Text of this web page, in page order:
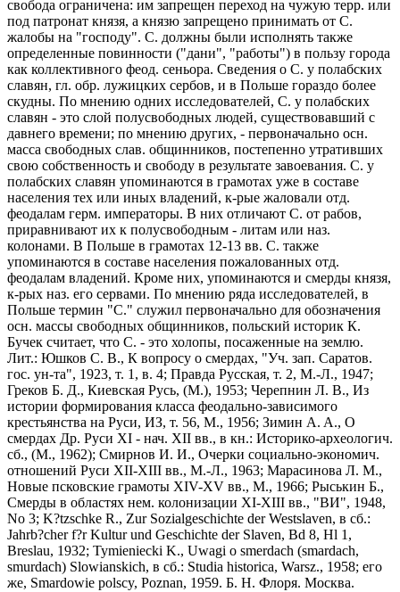
свобода ограничена: им запрещен переход на чужую терр. или
под патронат князя, а князю запрещено принимать от С.
жалобы на "господу". С. должны были исполнять также
определенные повинности ("дани", "работы") в пользу города
как коллективного феод. сеньора. Сведения о С. у полабских
славян, гл. обр. лужицких сербов, и в Польше гораздо более
скудны. По мнению одних исследователей, С. у полабских
славян - это слой полусвободных людей, существовавший с
давнего времени; по мнению других, - первоначально осн.
масса свободных слав. общинников, постепенно утративших
свою собственность и свободу в результате завоевания. С. у
полабских славян упоминаются в грамотах уже в составе
населения тех или иных владений, к-рые жаловали отд.
феодалам герм. императоры. В них отличают С. от рабов,
приравнивают их к полусвободным - литам или наз.
колонами. В Польше в грамотах 12-13 вв. С. также
упоминаются в составе населения пожалованных отд.
феодалам владений. Кроме них, упоминаются и смерды князя,
к-рых наз. его сервами. По мнению ряда исследователей, в
Польше термин "С." служил первоначально для обозначения
осн. массы свободных общинников, польский историк К.
Бучек считает, что С. - это холопы, посаженные на землю.
Лит.: Юшков С. В., К вопросу о смердах, "Уч. зап. Саратов.
гос. ун-та", 1923, т. 1, в. 4; Правда Русская, т. 2, М.-Л., 1947;
Греков Б. Д., Киевская Русь, (М.), 1953; Черепнин Л. В., Из
истории формирования класса феодально-зависимого
крестьянства на Руси, ИЗ, т. 56, М., 1956; Зимин A. A., О
смердах Др. Руси XI - нач. XII вв., в кн.: Историко-археологич.
сб., (М., 1962); Смирнов И. И., Очерки социально-экономич.
отношений Руси XII-XIII вв., М.-Л., 1963; Марасинова Л. М.,
Новые псковские грамоты XIV-XV вв., М., 1966; Рыськин Б.,
Смерды в областях нем. колонизации XI-XIII вв., "ВИ", 1948,
No 3; K?tzschke R., Zur Sozialgeschichte der Westslaven, в сб.:
Jahrb?cher f?r Kultur und Geschichte der Slaven, Bd 8, Hl 1,
Breslau, 1932; Tymieniecki K., Uwagi o smerdach (smardach,
smurdach) Slowianskich, в сб.: Studia historica, Warsz., 1958; его
же, Smardowie polscy, Poznan, 1959. Б. Н. Флоря. Москва.